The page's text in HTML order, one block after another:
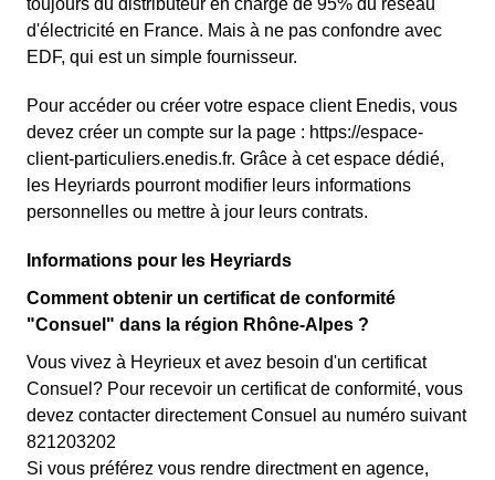
toujours du distributeur en charge de 95% du réseau
d'électricité en France. Mais à ne pas confondre avec
EDF, qui est un simple fournisseur.
Pour accéder ou créer votre espace client Enedis, vous
devez créer un compte sur la page : https://espace-
client-particuliers.enedis.fr. Grâce à cet espace dédié,
les Heyriards pourront modifier leurs informations
personnelles ou mettre à jour leurs contrats.
Informations pour les Heyriards
Comment obtenir un certificat de conformité
"Consuel" dans la région Rhône-Alpes ?
Vous vivez à Heyrieux et avez besoin d'un certificat
Consuel? Pour recevoir un certificat de conformité, vous
devez contacter directement Consuel au numéro suivant
821203202
Si vous préférez vous rendre directment en agence,